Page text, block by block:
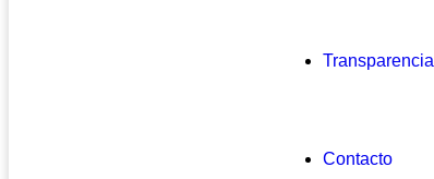
Transparencia
Contacto